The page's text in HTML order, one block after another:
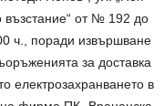
от № 192 до
ч., поради извършване
за доставка
електрозахранването в